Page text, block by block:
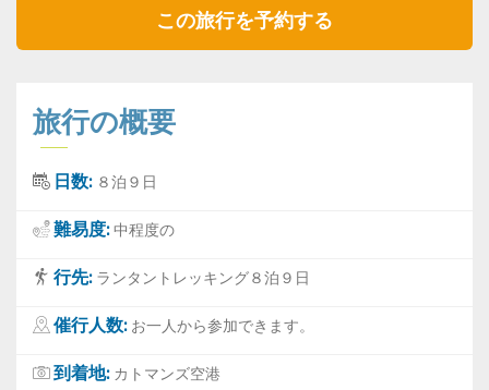
この旅行を予約する
旅行の概要
日数: ８泊９日
難易度:中程度の
行先: ランタントレッキング８泊９日
催行人数: お一人から参加できます。
到着地: カトマンズ空港